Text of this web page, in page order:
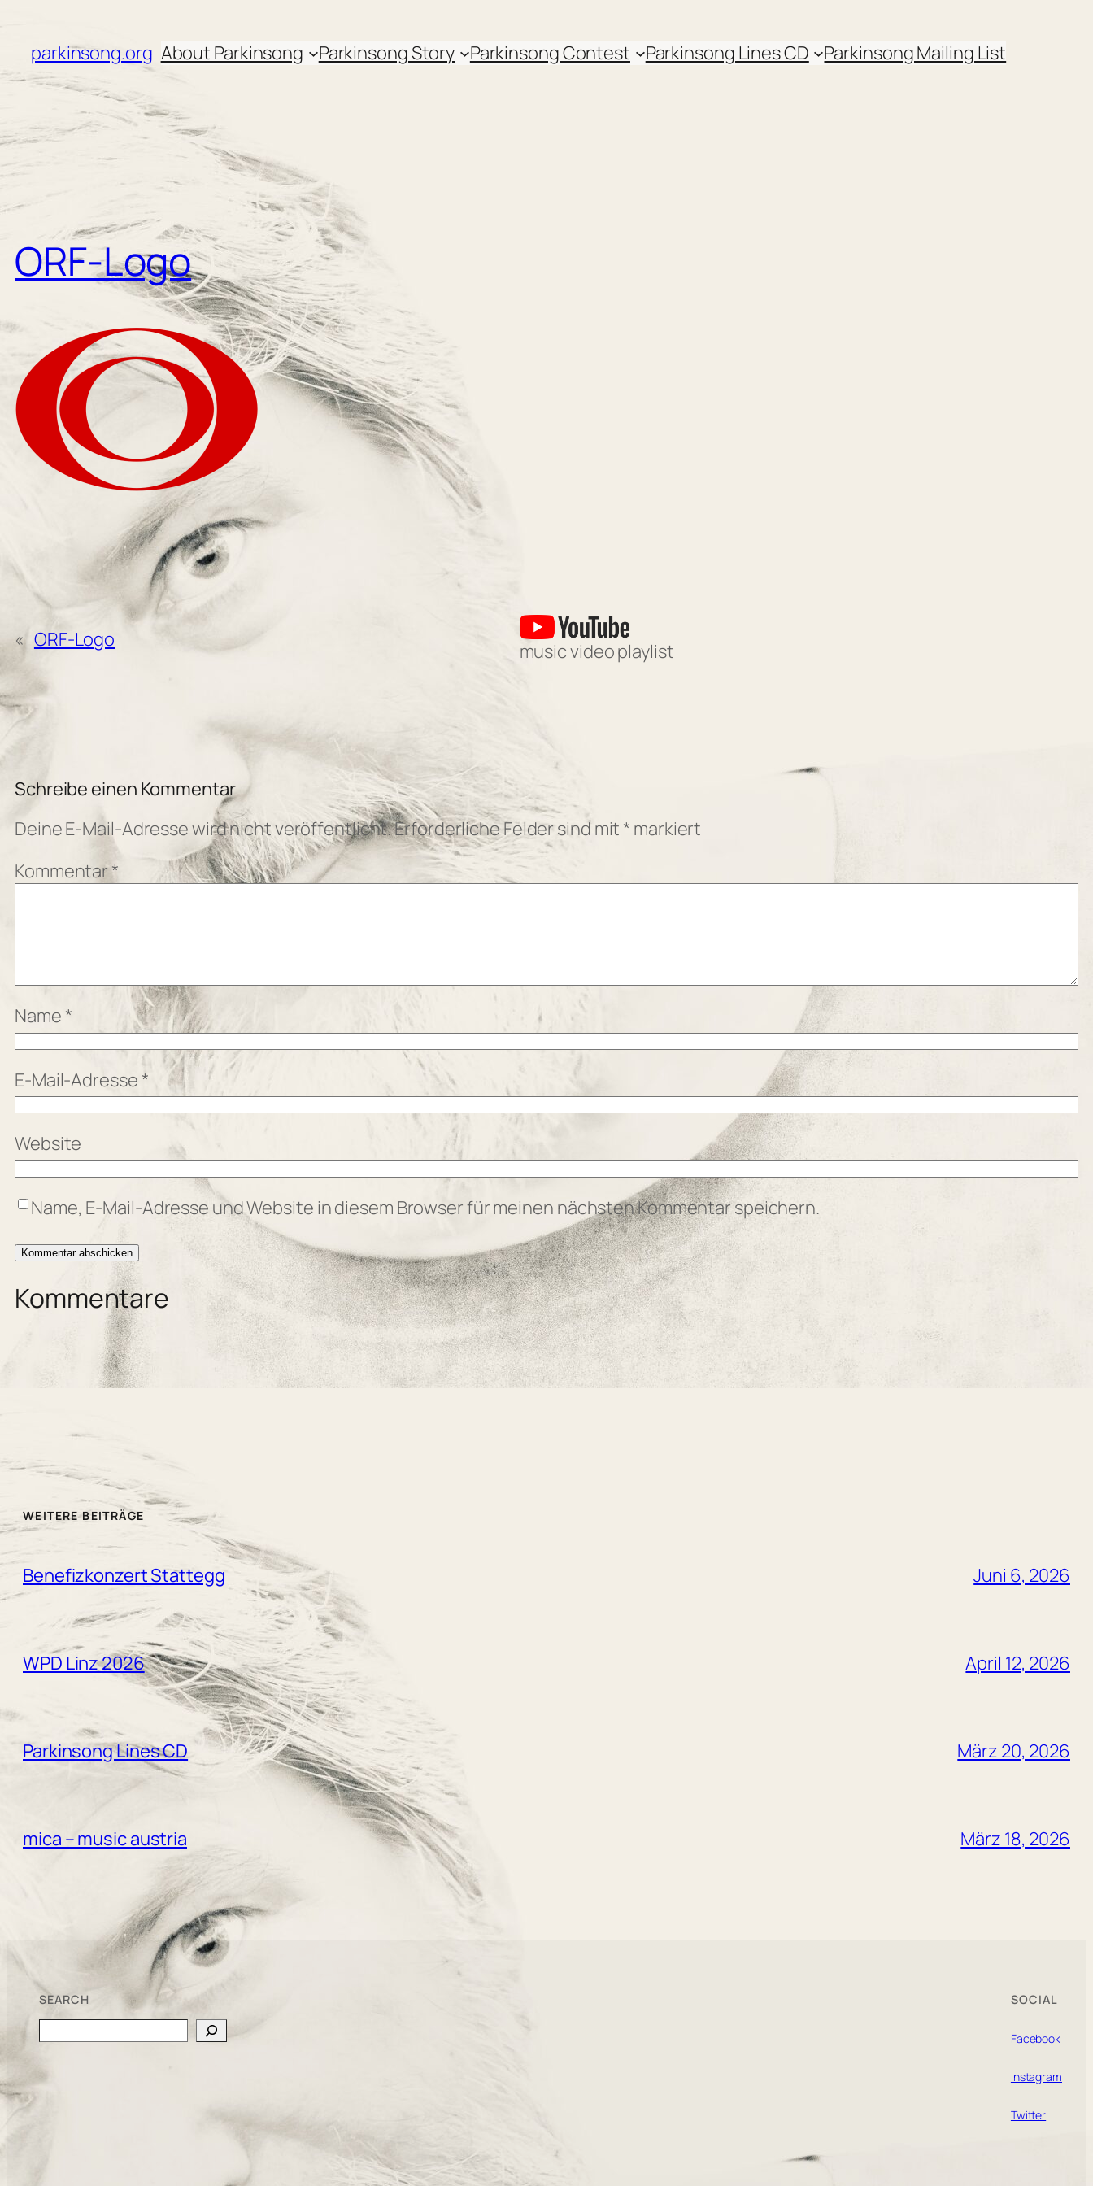
Inhalt
springen
parkinsong.org About Parkinsong Parkinsong Story Parkinsong Contest Parkinsong Lines CD Parkinsong Mailing List
ORF-Logo
« ORF-Logo music video playlist
Schreibe einen Kommentar
Deine E-Mail-Adresse wird nicht veröffentlicht.Erforderliche Felder sind mit * markiert
Kommentar*
Name *
E-Mail-Adresse *
Website
Name, E-Mail-Adresse und Website in diesem Browser für meinen nächsten Kommentar speichern.
Kommentare
WEITERE BEITRÄGE
Benefizkonzert Stattegg Juni 6, 2026
WPD Linz 2026 April 12, 2026
Parkinsong Lines CD März 20, 2026
mica – music austria März 18, 2026
SEARCH SOCIAL
Facebook
Instagram
Twitter